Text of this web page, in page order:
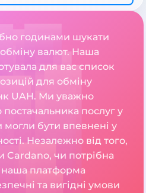
годинами шукати
валют. Наша
для вас список
для обміну
UAH. Ми уважно
послуг у
бути впевнені у
Незалежно від того,
Cardano, чи потрібна
платформа
та вигідні умови